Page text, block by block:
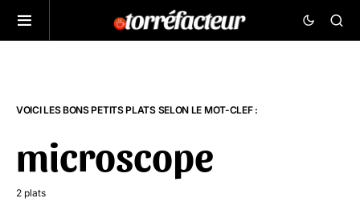
VOICI LES BONS PETITS PLATS SELON LE MOT-CLEF :
microscope
2 plats